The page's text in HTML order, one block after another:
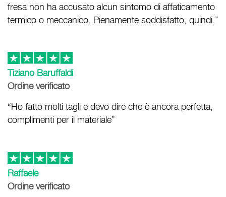
fresa non ha accusato alcun sintomo di affaticamento
termico o meccanico. Pienamente soddisfatto, quindi.”
Tiziano Baruffaldi
Ordine verificato
“Ho fatto molti tagli e devo dire che è ancora perfetta,
complimenti per il materiale”
Raffaele
Ordine verificato